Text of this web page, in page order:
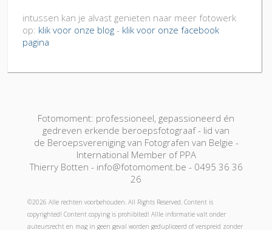
intussen kan je alvast genieten naar meer fotowerk
op: klik voor onze blog - klik voor onze facebook
pagina
Fotomoment: professioneel, gepassioneerd én
gedreven erkende beroepsfotograaf - lid van
de Beroepsvereniging van Fotografen van Belgie -
International Member of PPA
Thierry Botten - info@fotomoment.be - 0495 36 36
26
©2026 Alle rechten voorbehouden. All Rights Reserved. Content is
copyrighted! Content copying is prohibited! Allle informatie valt onder
auteursrecht en mag in geen geval worden gedupliceerd of verspreid zonder